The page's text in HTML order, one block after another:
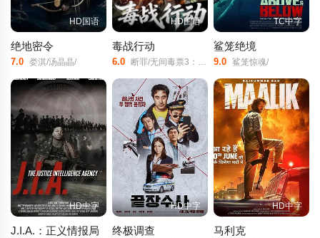
HD国语
绝地密令
7.0 娄淇/汤晶晶/
HD国语
毒战行动
6.0 断罪/无间毒票3：断罪/无间毒票：断罪/
TC中字
鲨笼绝境
9.0 鲨笼惊魂/
HD中字
J.I.A.：正义情报局
HD中字
终极调查
HD中字
马利克